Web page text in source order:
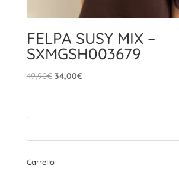
FELPA SUSY MIX –
SXMGSH003679
49,90€ Il
era:
34,00€Il
è:
Carrello